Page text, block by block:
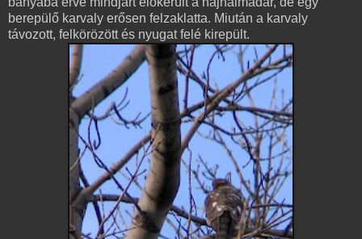
berepülő karvaly erősen felzaklatta. Miután a karvaly
távozott, felkörözött és nyugat felé kirepült.